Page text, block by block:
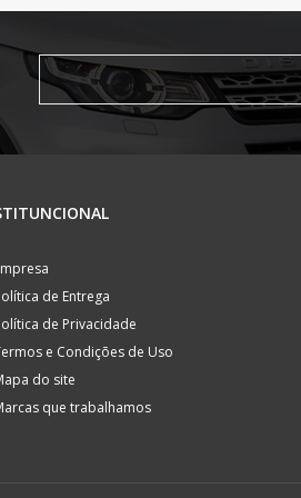
de Entrega
de Privacidade
e Condições de Uso
do site
que trabalhamos